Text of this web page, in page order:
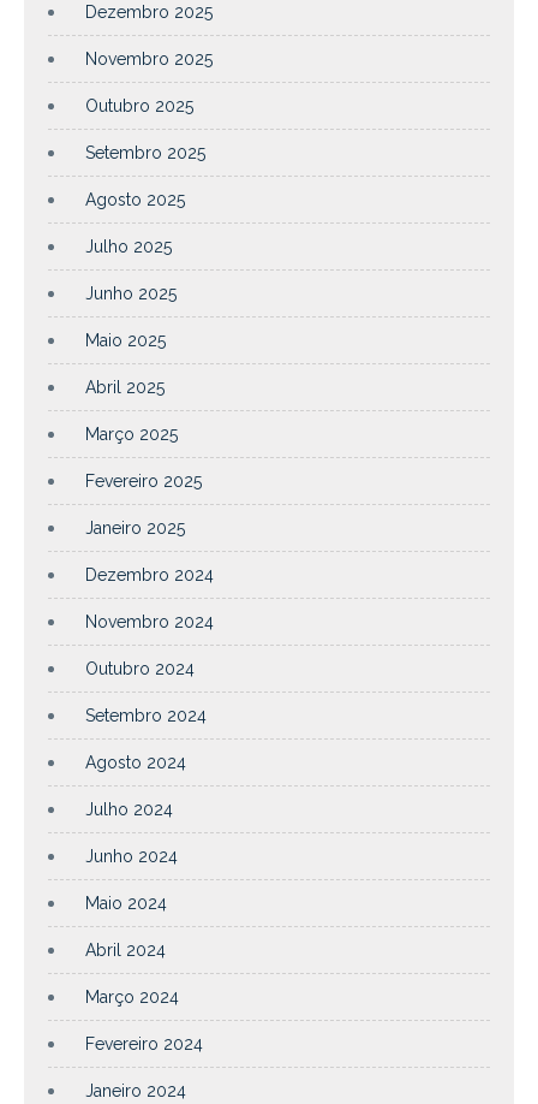
Dezembro 2025
Novembro 2025
Outubro 2025
Setembro 2025
Agosto 2025
Julho 2025
Junho 2025
Maio 2025
Abril 2025
Março 2025
Fevereiro 2025
Janeiro 2025
Dezembro 2024
Novembro 2024
Outubro 2024
Setembro 2024
Agosto 2024
Julho 2024
Junho 2024
Maio 2024
Abril 2024
Março 2024
Fevereiro 2024
Janeiro 2024